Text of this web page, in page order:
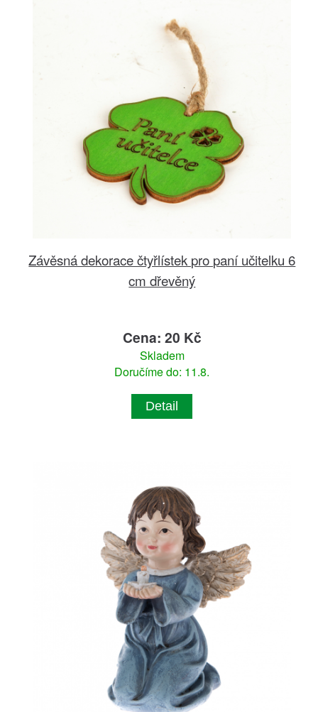
Závěsná dekorace čtyřlístek pro paní učitelku 6
cm dřevěný
Cena: 20 Kč
Skladem
Doručíme do: 11.8.
Detail